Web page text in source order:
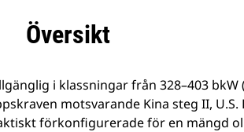
Översikt
i klassningar från 328–403 bkW
motsvarande Kina steg II, U.S.
förkonfigurerade för en mängd